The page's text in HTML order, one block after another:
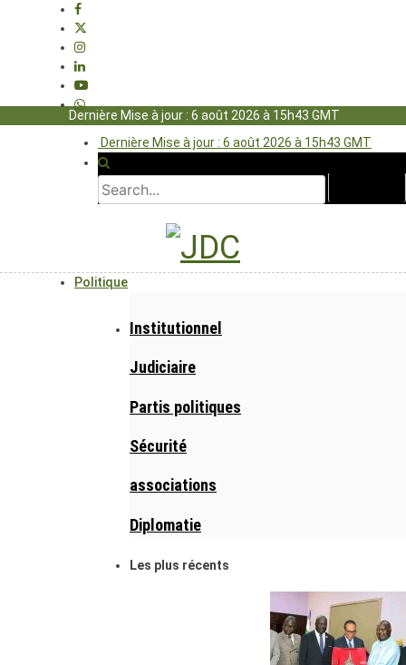
Dernière Mise à jour : 6 août 2026 à 15h43 GMT
Dernière Mise à jour : 6 août 2026 à 15h43 GMT
Politique
Institutionnel
Judiciaire
Partis politiques
Sécurité
associations
Diplomatie
Les plus récents